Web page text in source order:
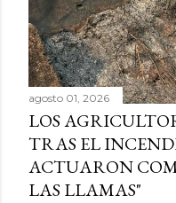
agosto 01, 2026
LOS
TRAS EL
ACTUARON
LAS LLAMAS"